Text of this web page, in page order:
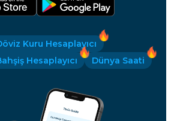
Kuru Hesaplayıcı
Hesaplayıcı
Dünya Saati